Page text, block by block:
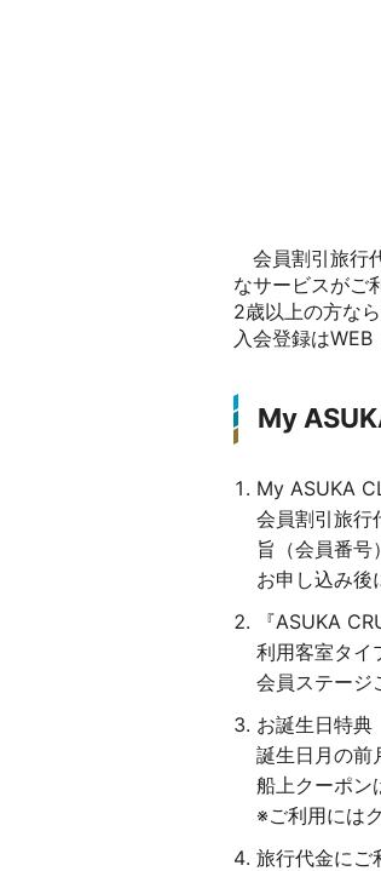
会員割引旅行
なサービスがご
2歳以上の方な
入会登録は
My
My ASUKA
会員割引旅行
旨（会員番号
お申し込み後
『ASUKA
利用客室タイ
会員ステージ
お誕生日特
誕生日月の前
船上クーポン
※ご利用には
旅行代金にご